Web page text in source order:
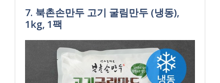
7. 북촌손만두 고기 굴림만두 (냉동),
1kg, 1팩